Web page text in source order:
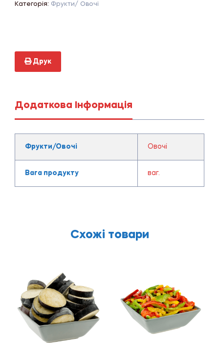
Категорія: Фрукти/ Овочі
Друк
Додаткова Інформація
Фрукти/Овочі Овочі
Вага продукту ваг.
Схожі товари